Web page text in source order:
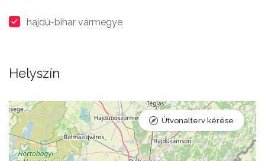
hajdú-bihar vármegye
Helyszín
Útvonalterv kérése